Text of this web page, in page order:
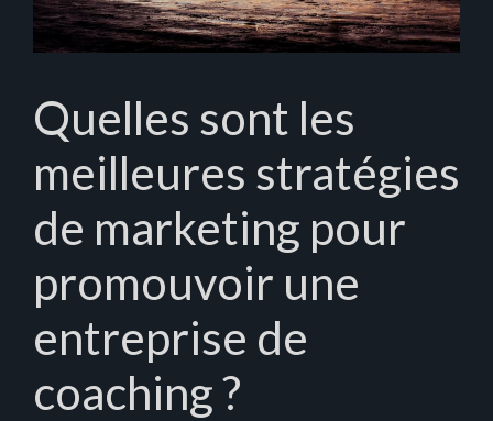
Quelles sont les
meilleures stratégies
de marketing pour
promouvoir une
entreprise de
coaching ?